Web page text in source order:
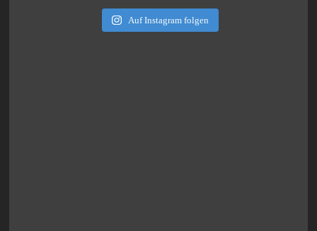
Auf Instagram folgen